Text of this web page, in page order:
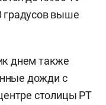
градусов выше
днем также
дожди с
столицы РТ